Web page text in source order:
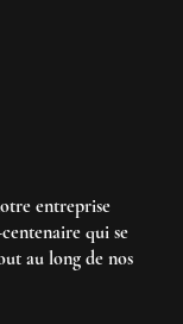
entreprise
qui se
au long de nos